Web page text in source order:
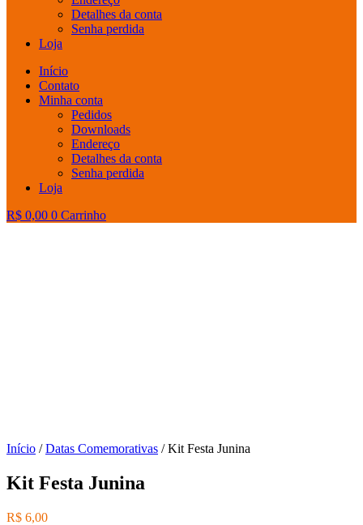
Detalhes da conta
Senha perdida
Loja
Início
Contato
Minha conta
Pedidos
Downloads
Endereço
Detalhes da conta
Senha perdida
Loja
R$ 0,00 0 Carrinho
Início /Datas Comemorativas / Kit Festa Junina
Kit Festa Junina
R$ 6,00